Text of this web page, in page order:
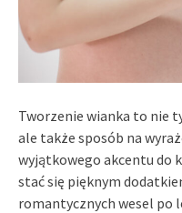
Tworzenie wianka to nie
ale także sposób na
wyjątkowego akcentu do
stać się pięknym
romantycznych wesel po